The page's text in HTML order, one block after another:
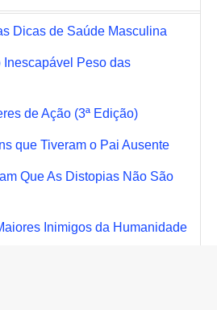
Dicas de Saúde Masculina
Inescapável Peso das
de Ação (3ª Edição)
que Tiveram o Pai Ausente
Que As Distopias Não São
Inimigos da Humanidade